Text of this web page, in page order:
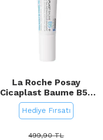
La Roche Posay
Cicaplast Baume B5+
Bakım Kremi 15ml
Hediye Fırsatı
499,90TL